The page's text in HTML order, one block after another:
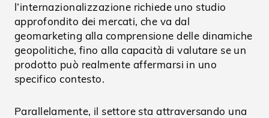
l’internazionalizzazione richiede uno studio
approfondito dei mercati, che va dal
geomarketing alla comprensione delle dinamiche
geopolitiche, fino alla capacità di valutare se un
prodotto può realmente affermarsi in uno
specifico contesto.
Parallelamente, il settore sta attraversando una